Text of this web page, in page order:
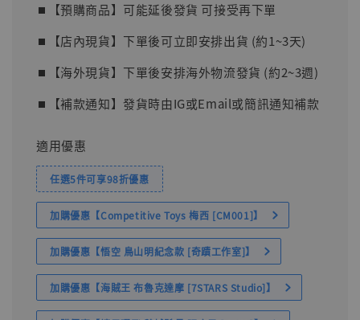
⏹︎【預購商品】可能延後發貨 可接受再下單
⏹︎【店內現貨】下單後可立即安排出貨 (約1~3天)
⏹︎【海外現貨】下單後安排海外物流發貨 (約2~3週)
⏹︎【補款通知】發貨時由IG或Email或簡訊通知補款
適用優惠
任選5件可享98折優惠
加購優惠【Competitive Toys 梅西 [CM001]】
加購優惠【悟空 鳥山明紀念款 [奇蹟工作室]】
加購優惠【海賊王 布魯克達摩 [7STARS Studio]】